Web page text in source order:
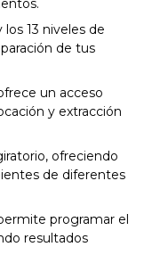
13 niveles de
de tus
un acceso
y extracción
ofreciendo
de diferentes
programar el
resultados